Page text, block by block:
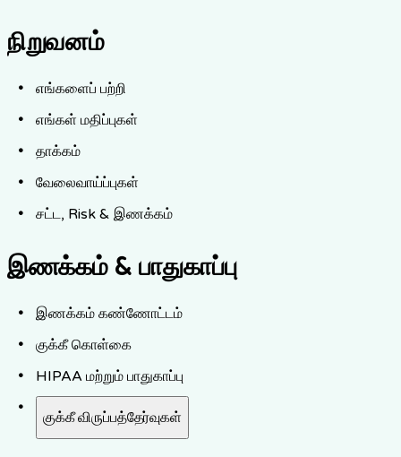
நிறுவனம்
எங்களைப் பற்றி
எங்கள் மதிப்புகள்
தாக்கம்
வேலைவாய்ப்புகள்
சட்ட, Risk & இணக்கம்
இணக்கம் & பாதுகாப்பு
இணக்கம் கண்ணோட்டம்
குக்கீ கொள்கை
HIPAA மற்றும் பாதுகாப்பு
குக்கீ விருப்பத்தேர்வுகள்